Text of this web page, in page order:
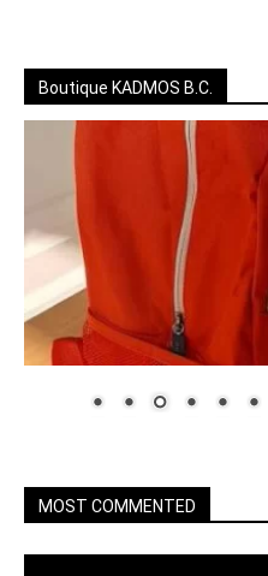
Boutique KADMOS B.C.
MOST COMMENTED